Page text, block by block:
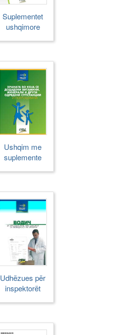
Suplementet
ushqimore
Ushqim me
suplemente
Udhëzues për
inspektorët